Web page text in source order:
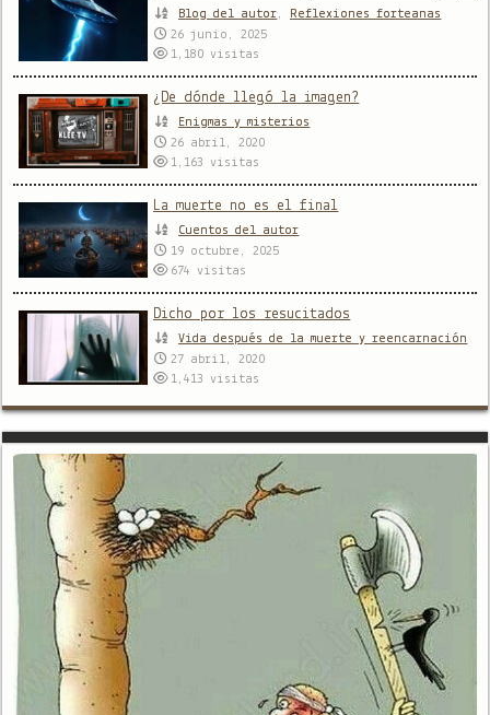
Blog del autor, Reflexiones forteanas
26 junio, 2025
1,180visitas
¿De dónde llegó la imagen?
Enigmas y misterios
26 abril, 2020
1,163visitas
La muerte no es el final
Cuentos del autor
19 octubre, 2025
674visitas
Dicho por los resucitados
Vida después de la muerte y reencarnación
27 abril, 2020
1,413visitas